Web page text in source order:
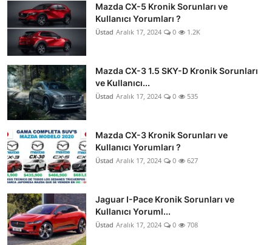
Mazda CX-5 Kronik Sorunları ve
Kullanıcı Yorumları ?
Üstad Aralık 17, 2024 0 1.2K
Mazda CX-3 1.5 SKY-D Kronik Sorunları
ve Kullanıcı...
Üstad Aralık 17, 2024 0 535
Mazda CX-3 Kronik Sorunları ve
Kullanıcı Yorumları ?
Üstad Aralık 17, 2024 0 627
Jaguar I-Pace Kronik Sorunları ve
Kullanıcı Yoruml...
Üstad Aralık 17, 2024 0 708